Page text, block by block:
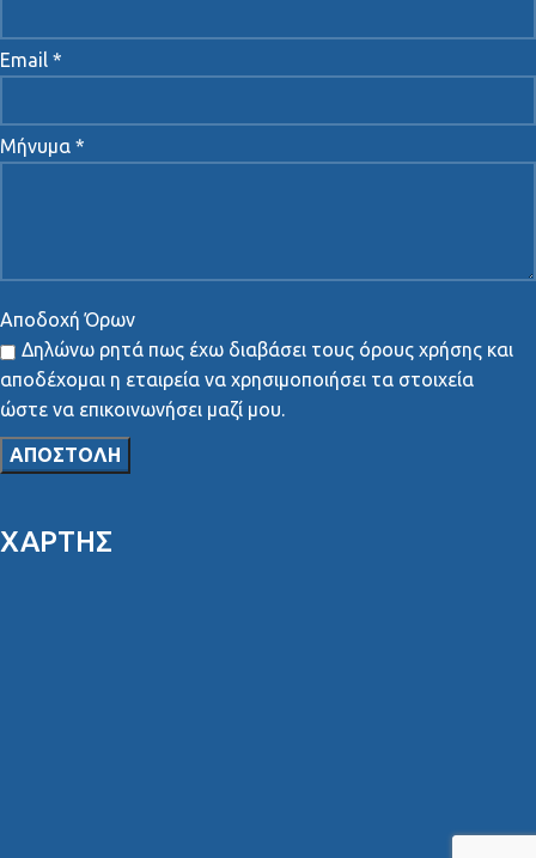
Email *
Μήνυμα *
Αποδοχή Όρων
Δηλώνω ρητά πως έχω διαβάσει τους όρους χρήσης και
αποδέχομαι η εταιρεία να χρησιμοποιήσει τα στοιχεία
ώστε να επικοινωνήσει μαζί μου.
ΧΑΡΤΗΣ